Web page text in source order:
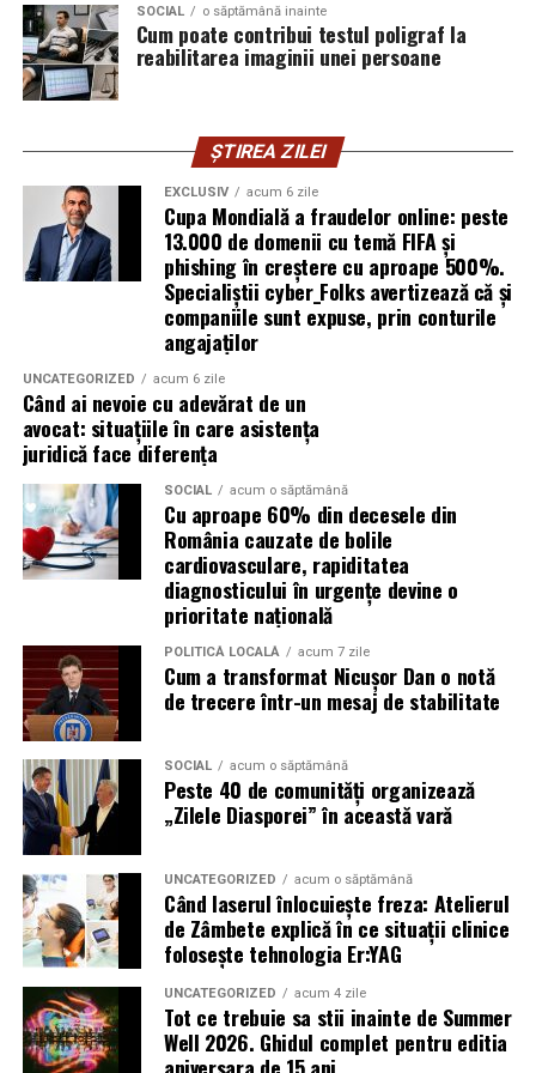
vigilența utilizatorului rămâne prima linie de apărare”,
explică Horațiu Șimon, Chief Technology Officer
cyber_Folks România.
informările din ultima lună amenințările asociate
turneului, de la fraude online și furtul datelor până la
operațiuni de dezinformare.
Avertismentele publice s-au concentrat în principal
asupra fanilor și infrastructurii orașelor gazdă, însă
specialiștii atrag atenția că firmele pot fi afectate
inclusiv atunci când nu au nicio legătură directă cu
industria sportului, turismului sau vânzarea de bilete.
Atacurile sunt mai eficiente în contextul
evenimentelor globale
Campaniile de phishing asociate evenimentelor
importante profită de interesul public ridicat, de
presiunea timpului și de teama utilizatorilor că ar putea
pierde o ofertă sau o oportunitate. Mesajele care anunță
ultimele bilete disponibile, acces limitat la o transmisie
sau câștigarea unui premiu pot determina utilizatorii să
reacționeze înainte de a verifica sursa.
Turneul se încheie pe 19 iulie, iar specialiștii anticipează
o intensificare a activității frauduloase în perioada
finalei. Printre cele mai utilizate pretexte se numără
transmisiunile pirat, biletele revândute, pariurile,
tombolele, concursurile și falsele oferte de călătorie.
Pentru a răspunde riscurilor tot mai complexe,
cyber_Folks a lansat la finalul lunii iunie robo_Folks,
primul asistent AI integrat într-un panou de hosting
din România. Acesta poate efectua, la cererea
utilizatorului, un audit al securității site-ului, care
include verificarea certificatelor SSL, a configurărilor
SOCIAL o săptămână inainte
Cum poate contribui testul poligraf la
reabilitarea imaginii unei persoane
ȘTIREA ZILEI
EXCLUSIV acum 6 zile
Cupa Mondială a fraudelor online: peste
13.000 de domenii cu temă FIFA și
phishing în creștere cu aproape 500%.
Specialiștii cyber_Folks avertizează că și
companiile sunt expuse, prin conturile
angajaților
UNCATEGORIZED acum 6 zile
Când ai nevoie cu adevărat de un
avocat: situațiile în care asistența
juridică face diferența
SOCIAL acum o săptămână
Cu aproape 60% din decesele din
România cauzate de bolile
cardiovasculare, rapiditatea
diagnosticului în urgențe devine o
prioritate națională
POLITICĂ LOCALĂ acum 7 zile
Cum a transformat Nicușor Dan o notă
de trecere într-un mesaj de stabilitate
SOCIAL acum o săptămână
Peste 40 de comunități organizează
„Zilele Diasporei” în această vară
UNCATEGORIZED acum o săptămână
Când laserul înlocuiește freza: Atelierul
de Zâmbete explică în ce situații clinice
folosește tehnologia Er:YAG
UNCATEGORIZED acum 4 zile
Tot ce trebuie sa stii inainte de Summer
Well 2026. Ghidul complet pentru editia